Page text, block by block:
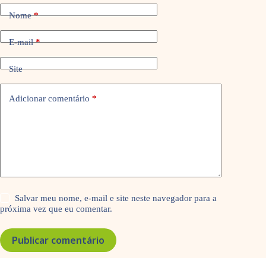
Nome*
E-mail*
Site
Adicionar comentário *
Salvar meu nome, e-mail e site neste navegador para a
próxima vez que eu comentar.
Publicar comentário